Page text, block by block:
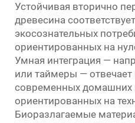
Устойчивая вторично
древесина
экосознательных
ориентированных на
Умная интеграция —
или таймеры — отвечает
современных домашних
ориентированных на
Биоразлагаемые